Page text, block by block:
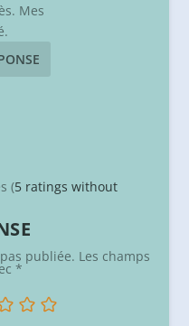
Mes
(5 ratings without
publiée. Les champs
*